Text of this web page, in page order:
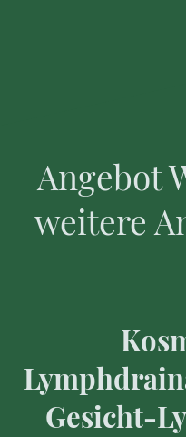
Angebot
weitere
Gesicht-